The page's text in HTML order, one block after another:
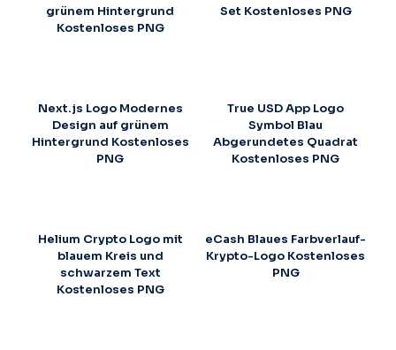
grünem Hintergrund
Kostenloses PNG
Set Kostenloses PNG
Next.js Logo Modernes
Design auf grünem
Hintergrund Kostenloses
PNG
True USD App Logo
Symbol Blau
Abgerundetes Quadrat
Kostenloses PNG
Helium Crypto Logo mit
blauem Kreis und
schwarzem Text
Kostenloses PNG
eCash Blaues Farbverlauf-
Krypto-Logo Kostenloses
PNG